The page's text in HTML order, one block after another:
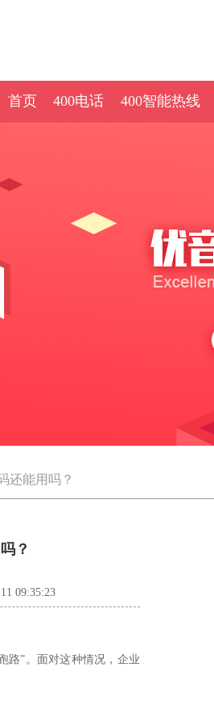
首页 400电话 400智能热线
还能用吗？
？
09:35:23
路”。面对这种情况，企业